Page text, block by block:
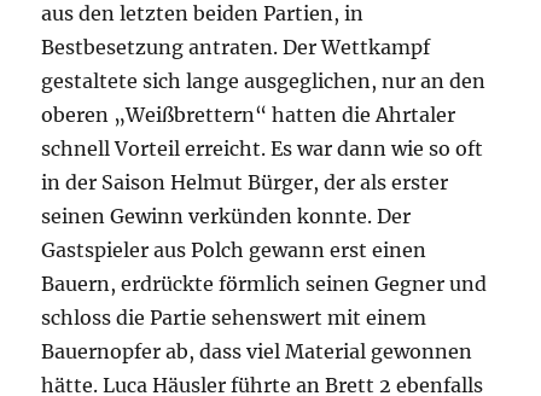
aus den letzten beiden Partien, in
Bestbesetzung antraten. Der Wettkampf
gestaltete sich lange ausgeglichen, nur an den
oberen „Weißbrettern“ hatten die Ahrtaler
schnell Vorteil erreicht. Es war dann wie so oft
in der Saison Helmut Bürger, der als erster
seinen Gewinn verkünden konnte. Der
Gastspieler aus Polch gewann erst einen
Bauern, erdrückte förmlich seinen Gegner und
schloss die Partie sehenswert mit einem
Bauernopfer ab, dass viel Material gewonnen
hätte. Luca Häusler führte an Brett 2 ebenfalls